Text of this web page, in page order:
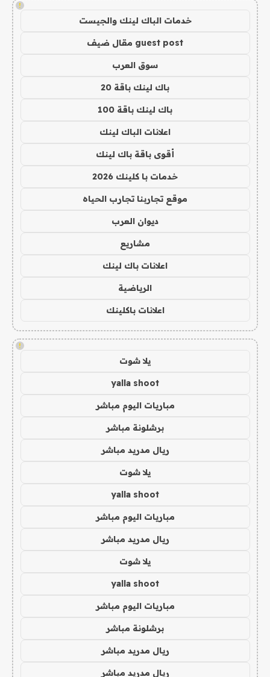
!
خدمات الباك لينك والجيست
guest post مقال ضيف
سوق العرب
باك لينك باقة 20
باك لينك باقة 100
اعلانات الباك لينك
أقوى باقة باك لينك
خدمات با كلينك 2026
موقع تجاربنا تجارب الحياه
ديوان العرب
مشاريع
اعلانات باك لينك
الرياضية
اعلانات باكلينك
!
يلا شوت
yalla shoot
مباريات اليوم مباشر
برشلونة مباشر
ريال مدريد مباشر
يلا شوت
yalla shoot
مباريات اليوم مباشر
ريال مدريد مباشر
يلا شوت
yalla shoot
مباريات اليوم مباشر
برشلونة مباشر
ريال مدريد مباشر
ريال مدريد مباشر